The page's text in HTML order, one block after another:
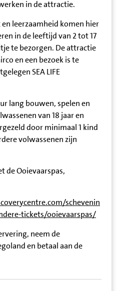
in de attractie.
leerzaamheid komen hier
in de leeftijd van 2 tot 17
te bezorgen. De attractie
en een bezoek is te
SEA LIFE
lang bouwen, spelen en
van 18 jaar en
door minimaal 1 kind
volwassenen zijn
de Ooievaarspas,
schevenin
tickets/ooievaarspas/
neem de
en betaal aan de